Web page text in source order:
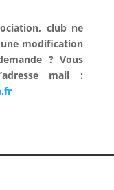
club ne
modification
? Vous
mail :